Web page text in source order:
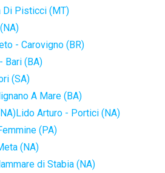
Di Pisticci (MT)
- Carovigno (BR)
Bari (BA)
(SA)
A Mare (BA)
Lido Arturo - Portici (NA)
(PA)
(NA)
di Stabia (NA)